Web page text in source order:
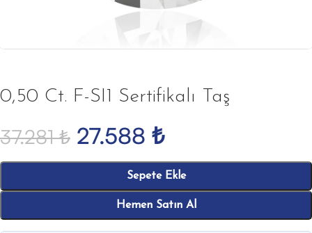
0,50 Ct. F-SI1 Sertifikalı Taş
37.281₺ 27.588 ₺
Sepete Ekle
Hemen Satın Al